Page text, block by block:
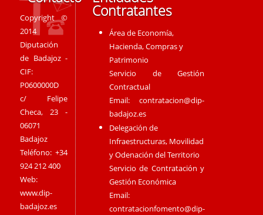
Copyright ©
2014
Diputación
de Badajoz -
CIF:
P0600000D
c/ Felipe
Checa, 23 -
06071
Badajoz
Teléfono: +34
924 212 400
Web:
www.dip-
badajoz.es
Contratantes
Área de Economía,
Hacienda, Compras y
Patrimonio
Servicio de Gestión
Contractual
Email:contratacion@dip-
badajoz.es
Delegación de
Infraestructuras, Movilidad
y Odenación del Territorio
Servicio de Contratación y
Gestión Económica
Email:
contratacionfomento@dip-